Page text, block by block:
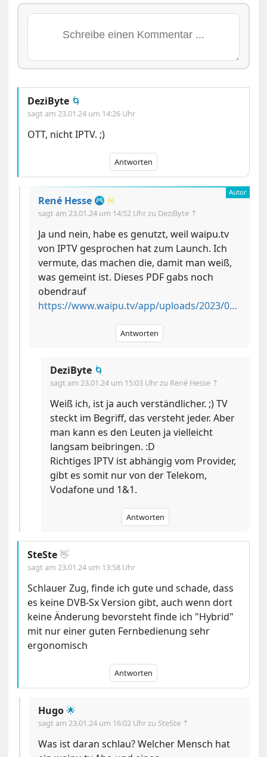
DeziByte 🌀
sagt am23.01.24 um 14:26 Uhr
OTT, nicht IPTV. ;)
Antworten
René Hesse ♾️
sagt am23.01.24 um 14:52 Uhrzu DeziByte ⇡
Ja und nein, habe es genutzt, weil waipu.tv
von IPTV gesprochen hat zum Launch. Ich
vermute, das machen die, damit man weiß,
was gemeint ist. Dieses PDF gabs noch
obendrauf
https://www.waipu.tv/app/uploads/2023/07/zahlen_fakten_open-iptv.pdf
Antworten
DeziByte 🌀
sagt am23.01.24 um 15:03 Uhrzu René Hesse ⇡
Weiß ich, ist ja auch verständlicher. ;) TV
steckt im Begriff, das versteht jeder. Aber
man kann es den Leuten ja vielleicht
langsam beibringen. :D
Richtiges IPTV ist abhängig vom Provider,
gibt es somit nur von der Telekom,
Vodafone und 1&1.
Antworten
SteSte👋
sagt am23.01.24 um 13:58 Uhr
Schlauer Zug, finde ich gute und schade, dass
es keine DVB-Sx Version gibt, auch wenn dort
keine Änderung bevorsteht finde ich "Hybrid"
mit nur einer guten Fernbedienung sehr
ergonomisch
Antworten
Hugo🌟
sagt am23.01.24 um 16:02 Uhrzu SteSte ⇡
Was ist daran schlau? Welcher Mensch hat